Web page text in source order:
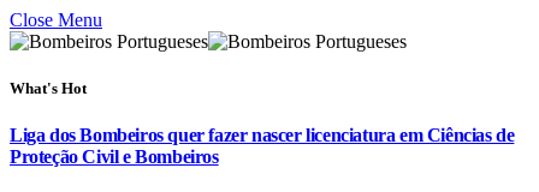
Close Menu
What's Hot
Liga dos Bombeiros quer fazer nascer licenciatura em Ciências de
Proteção Civil e Bombeiros